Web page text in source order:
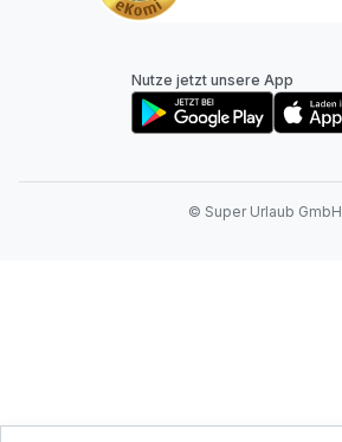
Nutze jetzt unsere App
© Super Urlaub GmbH